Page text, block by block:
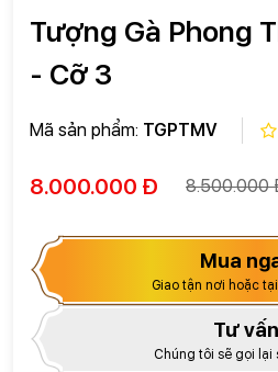
Tượng Gà Phong
- Cỡ 3
Mã sản phẩm: TGPTMV
8.000.000 Đ 8.500.000
Mua
Giao tận nơi hoặc
Tư vấn
Chúng tôi sẽ gọi lại